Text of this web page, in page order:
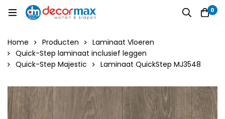
0
Home Producten
Laminaat Vloeren
Quick-Step laminaat inclusief leggen
Quick-Step Majestic
Laminaat QuickStep MJ3548